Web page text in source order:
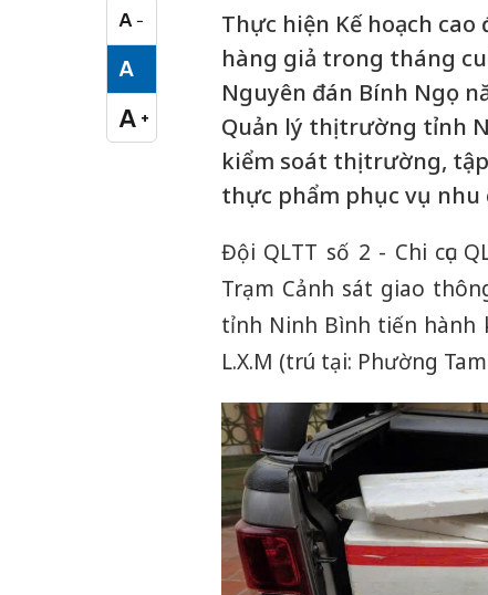
A −
Cỡ chữ nhỏ
A
Cỡ chữ vừa
A +
Cỡ chữ lớn
Thực hiện Kế hoạch
hàng giả trong tháng
Nguyên đán Bính Ngọ
Quản lý thị trường tỉnh
kiểm soát thị trường,
thực phẩm phục vụ nhu
Đội QLTT số 2 - Chi cục
Trạm Cảnh sát giao
tỉnh Ninh Bình tiến hành
L.X.M (trú tại: Phường